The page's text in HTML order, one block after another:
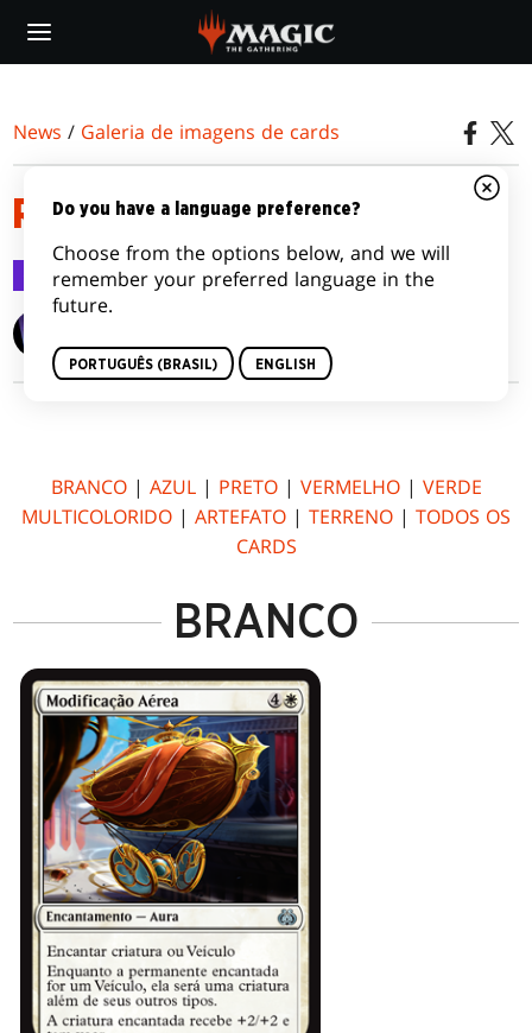
main
News / Galeria de imagens de cards
REVOLTA DO ÉTER
Galeria de imagens de cards 7 jan 2017
BRANCO| AZUL| PRETO| VERMELHO| VERDE
MULTICOLORIDO | ARTEFATO | TERRENO | TODOS OS
CARDS
BRANCO
Do you have a language preference?
Choose from the options below, and we will
remember your preferred language in the
future.
PORTUGUÊS (BRASIL) ENGLISH